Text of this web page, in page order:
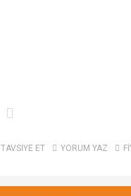
TAVSİYE ET YORUM YAZ